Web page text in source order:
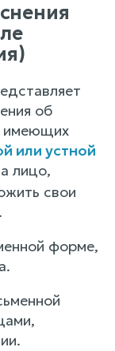
об
имеющих
или устной
лицо,
свои
форме,